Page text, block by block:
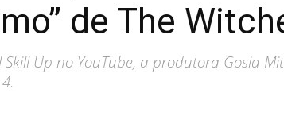
de The
Up no YouTube, a produtora Gosia